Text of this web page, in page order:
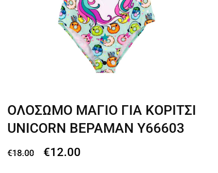
ΟΛΟΣΩΜΟ ΜΑΓΙΟ ΓΙΑ ΚΟΡΙΤΣΙ
UNICORN ΒΕΡΑΜΑΝ Υ66603
€18.00 €12.00